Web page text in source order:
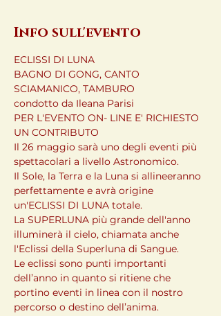
Info sull'evento
ECLISSI DI LUNA
BAGNO DI GONG, CANTO
SCIAMANICO, TAMBURO
condotto da Ileana Parisi
PER L'EVENTO ON- LINE E' RICHIESTO
UN CONTRIBUTO
Il 26 maggio sarà uno degli eventi più
spettacolari a livello Astronomico.
Il Sole, la Terra e la Luna si allineeranno
perfettamente e avrà origine
un'ECLISSI DI LUNA totale.
La SUPERLUNA più grande dell'anno
illuminerà il cielo, chiamata anche
l'Eclissi della Superluna di Sangue.
Le eclissi sono punti importanti
dell’anno in quanto si ritiene che
portino eventi in linea con il nostro
percorso o destino dell’anima.